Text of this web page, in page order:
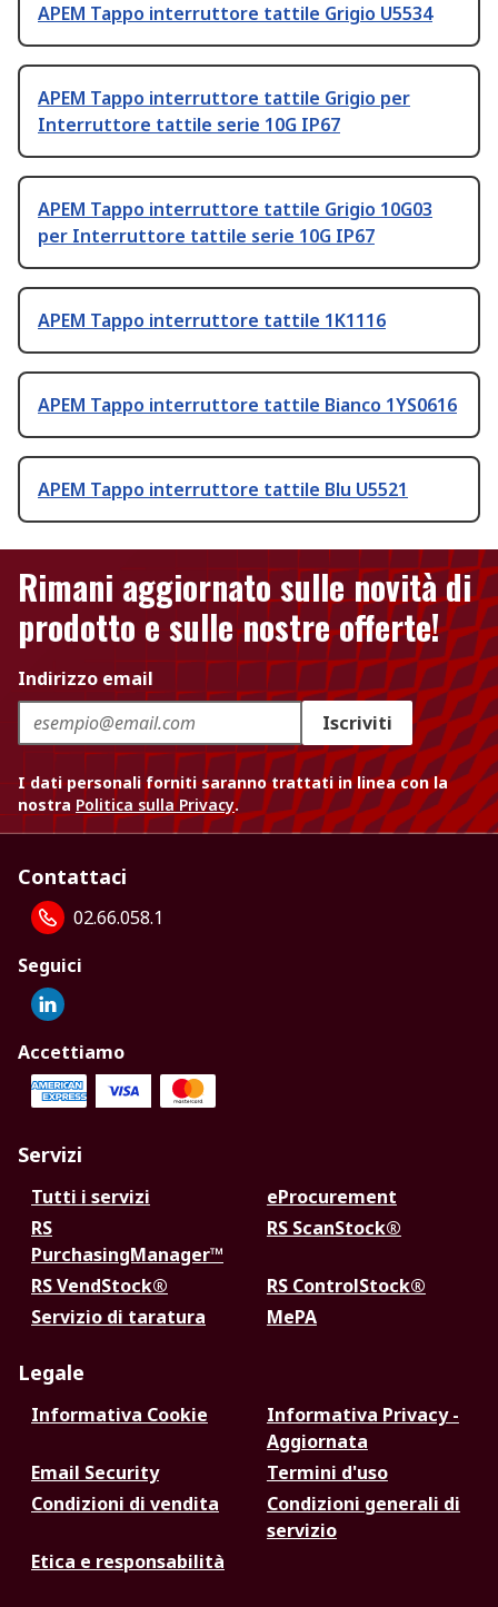
APEM Tappo interruttore tattile Grigio U5534
APEM Tappo interruttore tattile Grigio per
Interruttore tattile serie 10G IP67
APEM Tappo interruttore tattile Grigio 10G03
per Interruttore tattile serie 10G IP67
APEM Tappo interruttore tattile 1K1116
APEM Tappo interruttore tattile Bianco 1YS0616
APEM Tappo interruttore tattile Blu U5521
Rimani aggiornato sulle novità di
prodotto e sulle nostre offerte!
Indirizzo email
Iscriviti
I dati personali forniti saranno trattati in linea con la
nostra Politica sulla Privacy.
Contattaci
02.66.058.1
Seguici
Accettiamo
Servizi
Tutti i servizi
eProcurement
RS
PurchasingManager™
RS ScanStock®
RS VendStock®
RS ControlStock®
Servizio di taratura
MePA
Legale
Informativa Cookie
Informativa Privacy -
Aggiornata
Email Security
Termini d'uso
Condizioni di vendita
Condizioni generali di
servizio
Etica e responsabilità